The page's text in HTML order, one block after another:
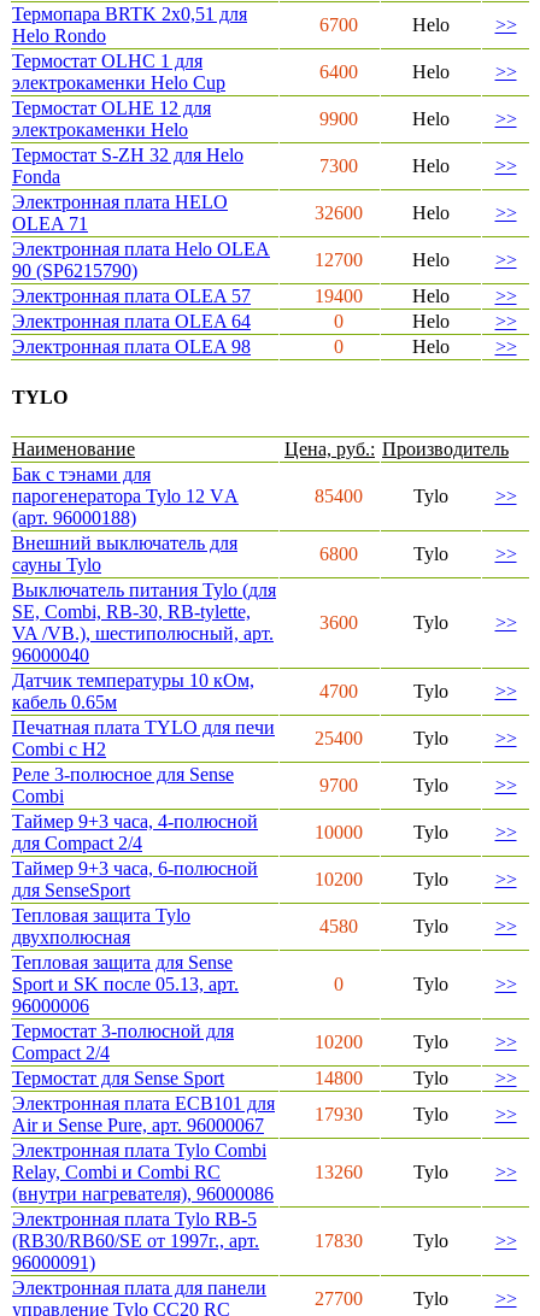
Термопара BRTK 2x0,51 для
Helo Rondo
6700 Helo
>>
Термостат OLHC 1 для
электрокаменки Helo Cup
6400 Helo
>>
Термостат OLHE 12 для
электрокаменки Helo
9900 Helo
>>
Термостат S-ZH 32 для Helo
Fonda
7300 Helo
>>
Электронная плата HELO
OLEA 71
32600 Helo
>>
Электронная плата Helo OLEA
90 (SP6215790)
12700 Helo
>>
Электронная плата OLEA 57
19400 Helo
>>
Электронная плата OLEA 64
0 Helo
>>
Электронная плата OLEA 98
0 Helo >>
TYLO
Наименование Цена, руб.: Производитель
Бак с тэнами для
парогенератора Tylo 12 VА
(арт. 96000188)
85400 Tylo >>
Внешний выключатель для
сауны Tylo
6800 Tylo
>>
Выключатель питания Tylo (для
SE, Combi, RB-30, RB-tylette,
VA /VB.), шестиполюсный, арт.
96000040
3600 Tylo >>
Датчик температуры 10 кОм,
кабель 0.65м
4700 Tylo
>>
Печатная плата TYLO для печи
Combi c H2
25400 Tylo
>>
Реле 3-полюсное для Sense
Combi
9700 Tylo
>>
Таймер 9+3 часа, 4-полюсной
для Compact 2/4
10000 Tylo
>>
Таймер 9+3 часа, 6-полюсной
для SenseSport
10200 Tylo
>>
Тепловая защита Tylo
двухполюсная
4580 Tylo
>>
Тепловая защита для Sense
Sport и SK после 05.13, арт.
96000006
0 Tylo >>
Термостат 3-полюсной для
Compact 2/4
10200 Tylo
>>
Термостат для Sense Sport
14800 Tylo
>>
Электронная плата ECB101 для
Air и Sense Pure, арт. 96000067
17930 Tylo
>>
Электронная плата Tylo Combi
Relay, Combi и Combi RC
(внутри нагревателя), 96000086
13260 Tylo >>
Электронная плата Tylo RB-5
(RB30/RB60/SE от 1997г., арт.
96000091)
17830 Tylo >>
Электронная плата для панели
управление Tylo СС20 RC
27700 Tylo >>